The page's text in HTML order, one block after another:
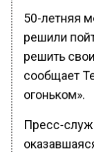
50-летняя
решили
решить
сообщает
огоньком».
Пресс-